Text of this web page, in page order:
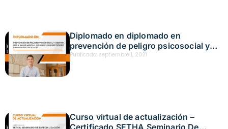
Diplomado en diplomado en
prevención de peligro psicosocial y
gestión de la salud mental
Publicado: septiembre 1, 2021
Curso virtual de actualización –
Certificado SETHA Seminario De